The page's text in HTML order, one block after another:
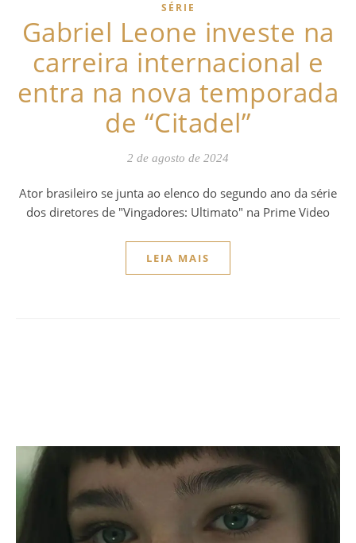
SÉRIE
Gabriel Leone investe na
carreira internacional e
entra na nova temporada
de “Citadel”
2 de agosto de 2024
Ator brasileiro se junta ao elenco do segundo ano da série
dos diretores de "Vingadores: Ultimato" na Prime Video
LEIA MAIS